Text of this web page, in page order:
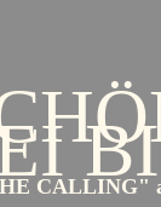
CALLING"